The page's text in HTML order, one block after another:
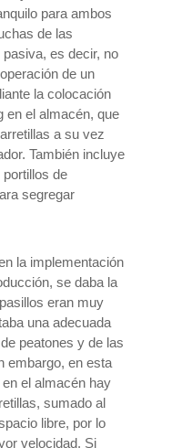
para ambos
de las
es decir, no
de un
la colocación
en el almacén, que
a su vez
También incluye
de
segregar
la implementación
se daba la
eran muy
una adecuada
peatones y de las
embargo, en esta
el almacén hay
sumado al
libre, por lo
velocidad. Si